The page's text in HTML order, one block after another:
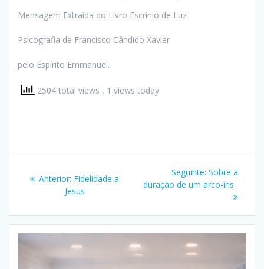
Mensagem Extraída do Livro Escrínio de Luz
Psicografia de Francisco Cândido Xavier
pelo Espírito Emmanuel.
2504 total views , 1 views today
de
Post
Anterior: Post
anterior:
Fidelidade a
Jesus
Seguinte: Post
seguinte:
Sobre a
duração de um arco-íris